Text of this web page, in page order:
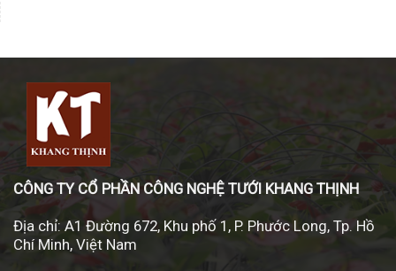
CÔNG TY CỔ PHẦN CÔNG NGHỆ TƯỚI KHANG THỊNH
Địa chỉ: A1 Đường 672, Khu phố 1, P. Phước Long, Tp. Hồ
Chí Minh, Việt Nam